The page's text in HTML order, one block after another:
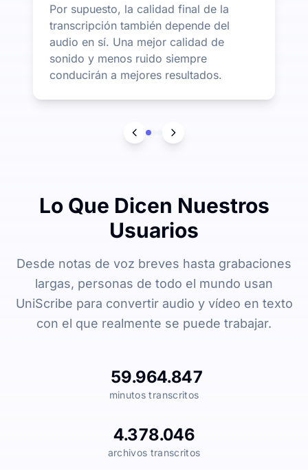
Por supuesto, la calidad final de la
transcripción también depende del
audio en sí. Una mejor calidad de
sonido y menos ruido siempre
conducirán a mejores resultados.
Lo Que Dicen Nuestros
Usuarios
Desde notas de voz breves hasta grabaciones
largas, personas de todo el mundo usan
UniScribe para convertir audio y vídeo en texto
con el que realmente se puede trabajar.
59.964.847
minutos transcritos
4.378.046
archivos transcritos